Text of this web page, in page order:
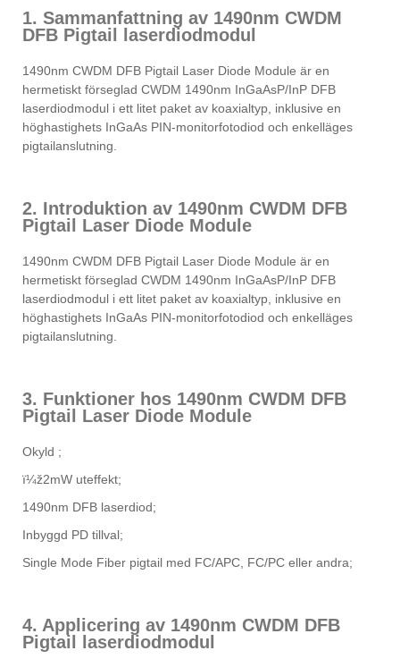
1. Sammanfattning av 1490nm CWDM
DFB Pigtail laserdiodmodul
1490nm CWDM DFB Pigtail Laser Diode Module är en
hermetiskt förseglad CWDM 1490nm InGaAsP/InP DFB
laserdiodmodul i ett litet paket av koaxialtyp, inklusive en
höghastighets InGaAs PIN-monitorfotodiod och enkelläges
pigtailanslutning.
2. Introduktion av 1490nm CWDM DFB
Pigtail Laser Diode Module
1490nm CWDM DFB Pigtail Laser Diode Module är en
hermetiskt förseglad CWDM 1490nm InGaAsP/InP DFB
laserdiodmodul i ett litet paket av koaxialtyp, inklusive en
höghastighets InGaAs PIN-monitorfotodiod och enkelläges
pigtailanslutning.
3. Funktioner hos 1490nm CWDM DFB
Pigtail Laser Diode Module
Okyld ;
ï¼ž2mW uteffekt;
1490nm DFB laserdiod;
Inbyggd PD tillval;
Single Mode Fiber pigtail med FC/APC, FC/PC eller andra;
4. Applicering av 1490nm CWDM DFB
Pigtail laserdiodmodul